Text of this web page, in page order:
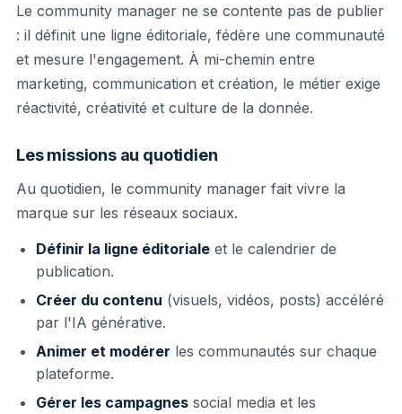
Le community manager ne se contente pas de publier
: il définit une ligne éditoriale, fédère une communauté
et mesure l'engagement. À mi-chemin entre
marketing, communication et création, le métier exige
réactivité, créativité et culture de la donnée.
Les missions au quotidien
Au quotidien, le community manager fait vivre la
marque sur les réseaux sociaux.
Définir la ligne éditoriale et le calendrier de
publication.
Créer du contenu (visuels, vidéos, posts) accéléré
par l'IA générative.
Animer et modérer les communautés sur chaque
plateforme.
Gérer les campagnes social media et les